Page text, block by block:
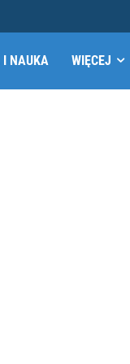
I NAUKA WIĘCEJ